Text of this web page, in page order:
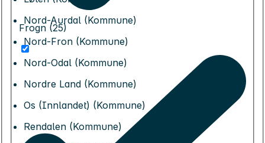
Nord-Aurdal (Kommune)
Nord-Fron (Kommune)
Nord-Odal (Kommune)
Nordre Land (Kommune)
Os (Innlandet) (Kommune)
Rendalen (Kommune)
Frogn (25)